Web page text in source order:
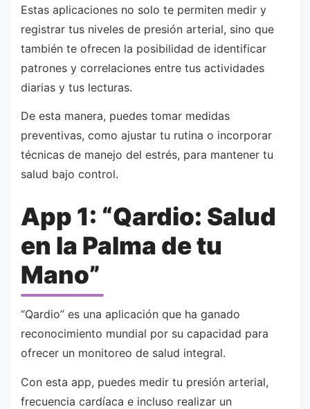
Estas aplicaciones no solo te permiten medir y
registrar tus niveles de presión arterial, sino que
también te ofrecen la posibilidad de identificar
patrones y correlaciones entre tus actividades
diarias y tus lecturas.
De esta manera, puedes tomar medidas
preventivas, como ajustar tu rutina o incorporar
técnicas de manejo del estrés, para mantener tu
salud bajo control.
App 1: “Qardio: Salud
en la Palma de tu
Mano”
“Qardio” es una aplicación que ha ganado
reconocimiento mundial por su capacidad para
ofrecer un monitoreo de salud integral.
Con esta app, puedes medir tu presión arterial,
frecuencia cardíaca e incluso realizar un